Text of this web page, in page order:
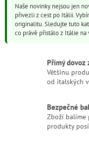
Naše novinky nejsou jen
přivezli z cest po Itálii.
originalitu. Sledujte tuto
co právě přistálo z Itálie na
Přímý dovoz
Většinu
od italských
Bezpečné
Zboží balíme
produkty